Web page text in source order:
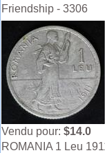
Friendship - 3306
Vendu pour: $14.0
ROMANIA 1 Leu